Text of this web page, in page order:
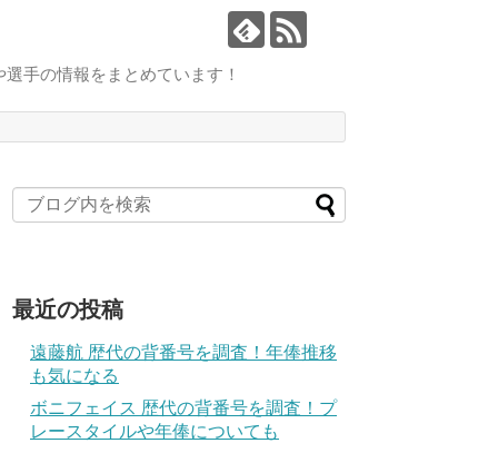
手の情報をまとめています！
最近の投稿
遠藤航 歴代の背番号を調査！年俸推移
も気になる
ボニフェイス 歴代の背番号を調査！プ
レースタイルや年俸についても